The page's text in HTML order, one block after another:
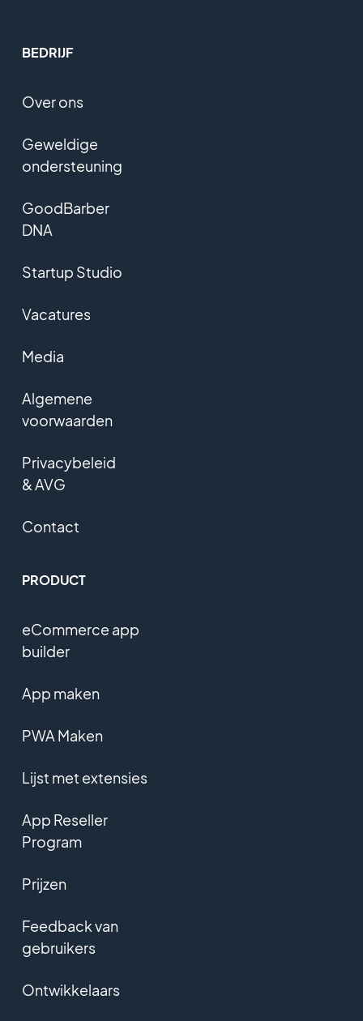
BEDRIJF
Over ons
Geweldige
ondersteuning
GoodBarber
DNA
Startup Studio
Vacatures
Media
Algemene
voorwaarden
Privacybeleid
& AVG
Contact
PRODUCT
eCommerce app
builder
App maken
PWA Maken
Lijst met extensies
App Reseller
Program
Prijzen
Feedback van
gebruikers
Ontwikkelaars